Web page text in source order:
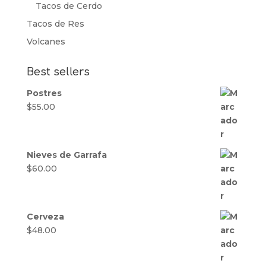
Tacos de Cerdo
Tacos de Res
Volcanes
Best sellers
Postres
$55.00
Nieves de Garrafa
$60.00
Cerveza
$48.00